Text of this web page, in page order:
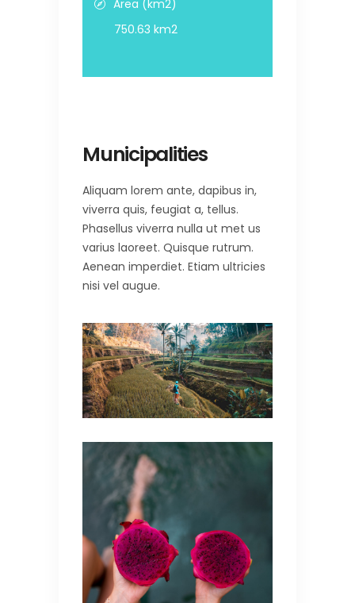
Area (km2)
750.63 km2
Municipalities
Aliquam lorem ante, dapibus in,
viverra quis, feugiat a, tellus.
Phasellus viverra nulla ut met us
varius laoreet. Quisque rutrum.
Aenean imperdiet. Etiam ultricies
nisi vel augue.